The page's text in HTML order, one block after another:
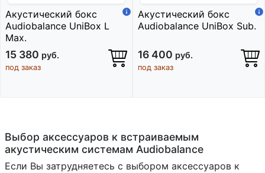
Акустический бокс
Audiobalance UniBox L
Max.
15 380 руб.
под заказ
Акустический бокс
Audiobalance UniBox Sub.
16 400 руб.
под заказ
Выбор аксессуаров к встраиваемым
акустическим системам Audiobalance
Если Вы затрудняетесь с выбором аксессуаров к